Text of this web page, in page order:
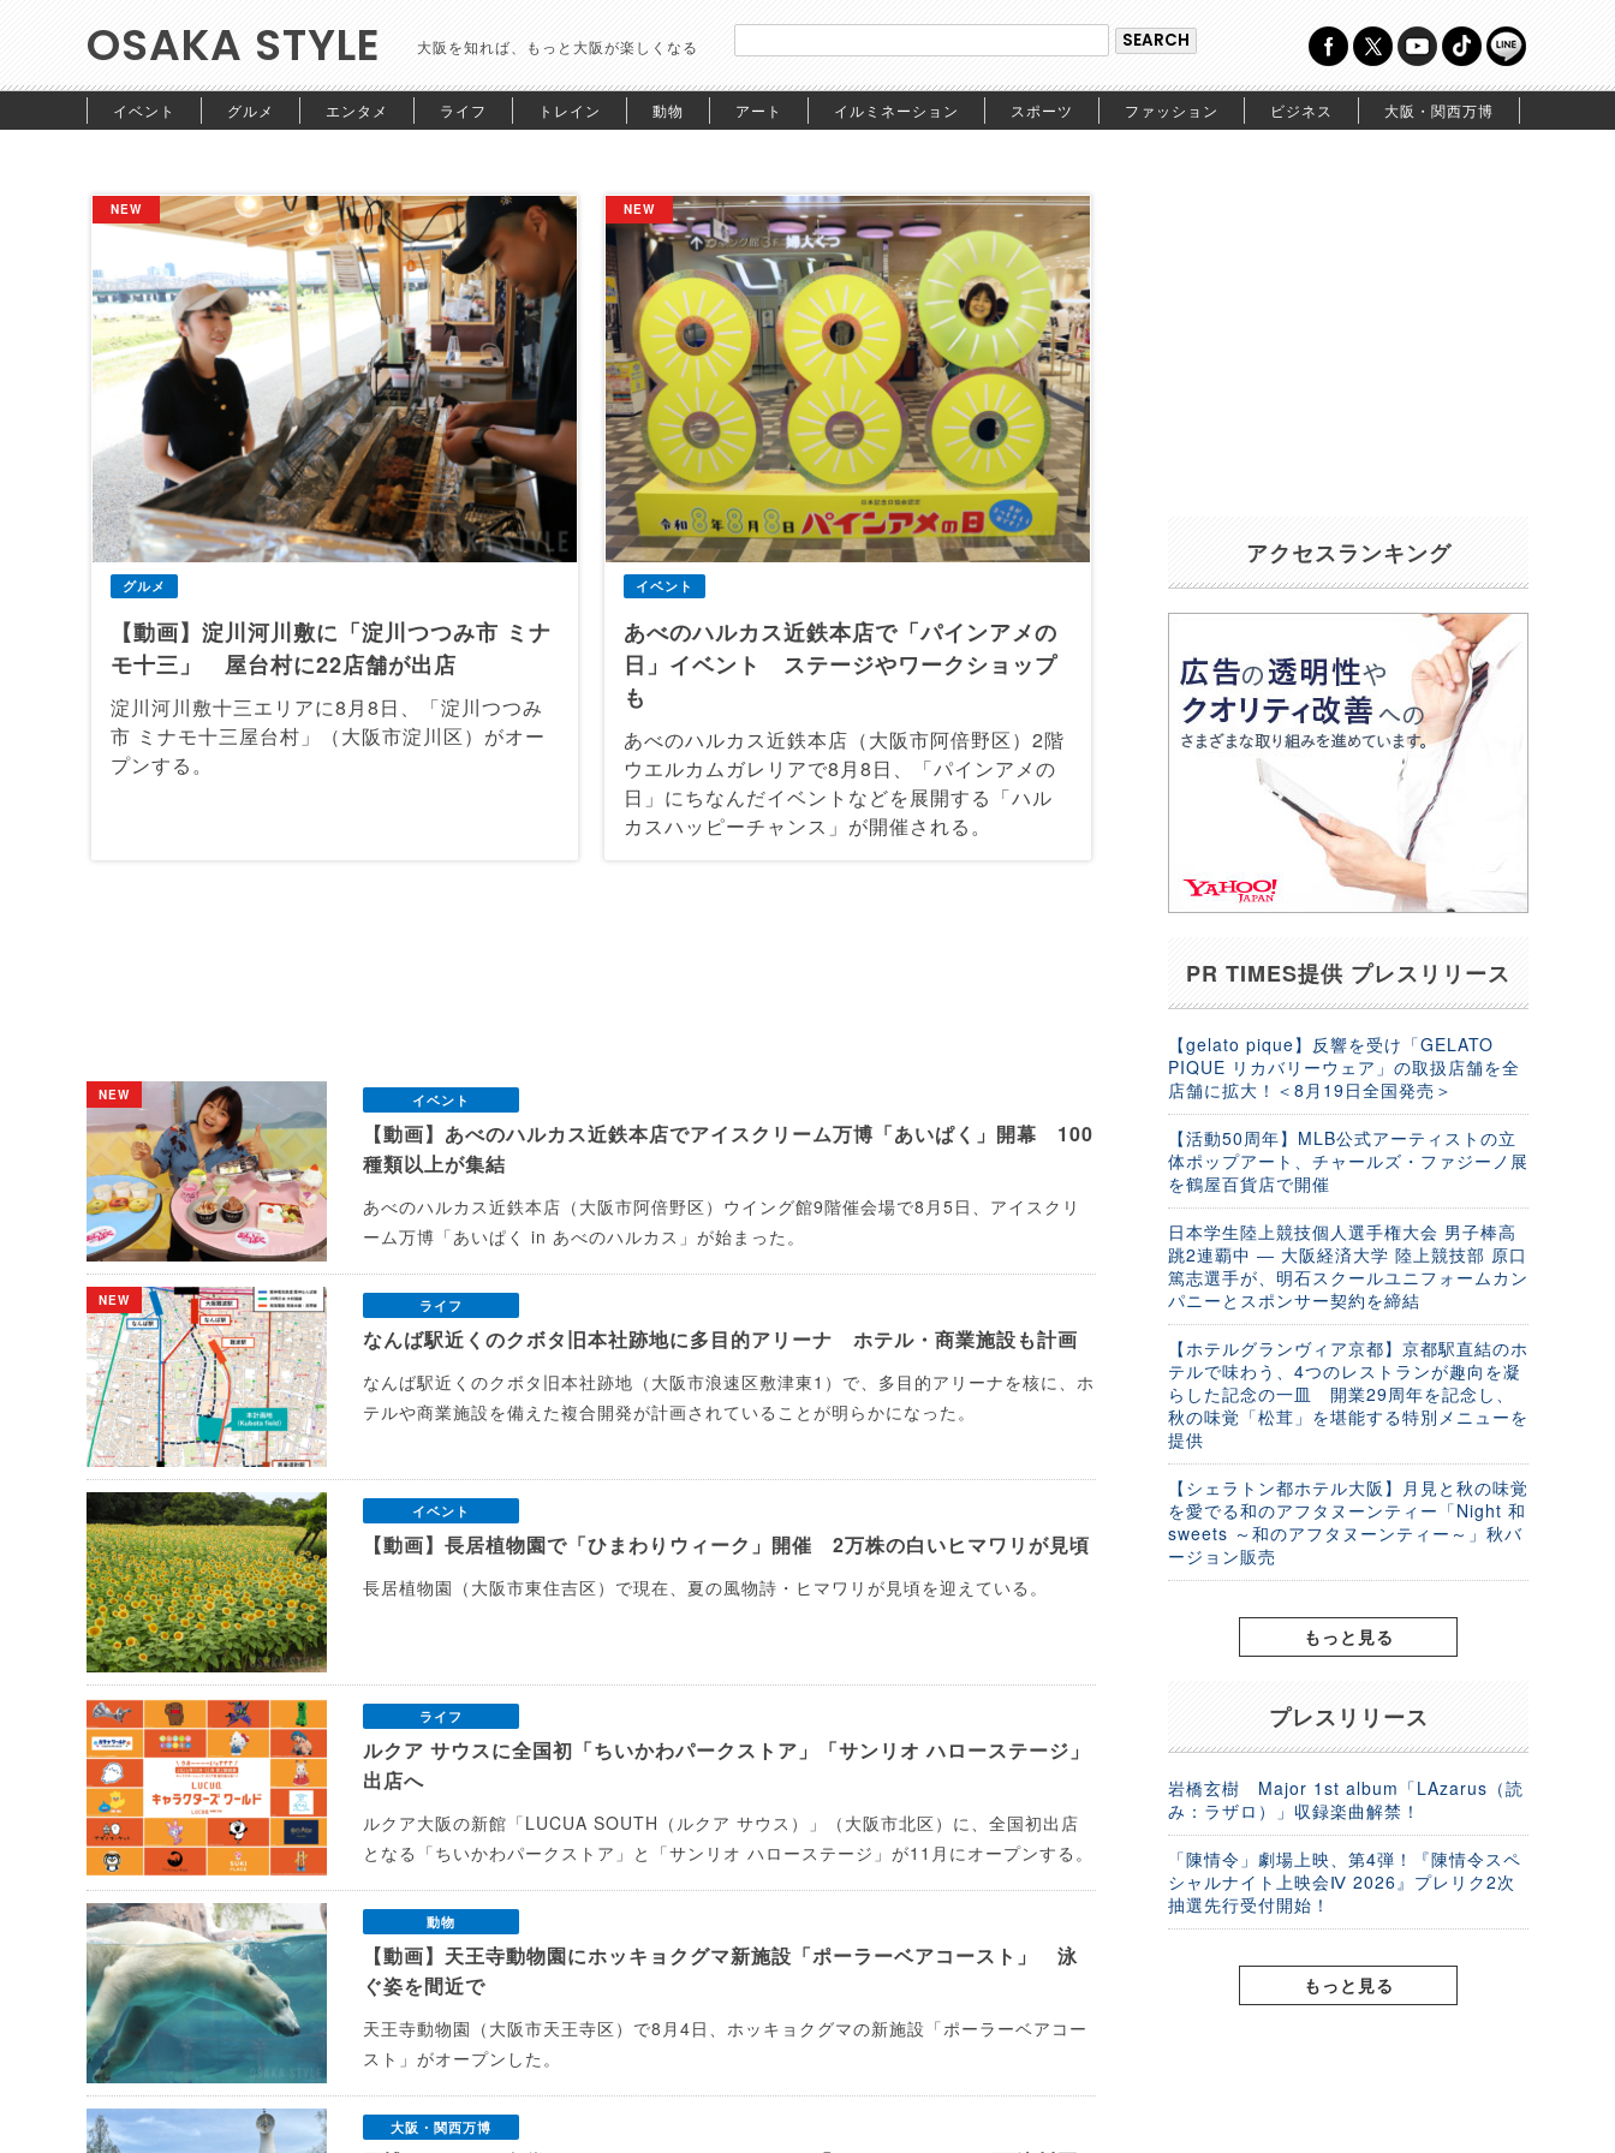
OSAKA STYLE 大阪を知れば、もっと大阪が楽しくなる
イベント グルメ エンタメ ライフ トレイン 動物 アート イルミネーション スポーツ ファッション ビジネス 大阪・関西万博
NEW
グルメ
【動画】淀川河川敷に「淀川つつみ市 ミナ
モ十三」 屋台村に22店舗が出店
淀川河川敷十三エリアに8月8日、「淀川つつみ
市 ミナモ十三屋台村」（大阪市淀川区）がオー
プンする。
NEW
イベント
あべのハルカス近鉄本店で「パインアメの
日」イベント ステージやワークショップ
も
あべのハルカス近鉄本店（大阪市阿倍野区）2階
ウエルカムガレリアで8月8日、「パインアメの
日」にちなんだイベントなどを展開する「ハル
カスハッピーチャンス」が開催される。
NEW イベント
【動画】あべのハルカス近鉄本店でアイスクリーム万博「あいぱく」開幕 100
種類以上が集結
あべのハルカス近鉄本店（大阪市阿倍野区）ウイング館9階催会場で8月5日、アイスクリ
ーム万博「あいぱく in あべのハルカス」が始まった。
NEW ライフ
なんば駅近くのクボタ旧本社跡地に多目的アリーナ ホテル・商業施設も計画
なんば駅近くのクボタ旧本社跡地（大阪市浪速区敷津東1）で、多目的アリーナを核に、ホ
テルや商業施設を備えた複合開発が計画されていることが明らかになった。
イベント
【動画】長居植物園で「ひまわりウィーク」開催 2万株の白いヒマワリが見頃
長居植物園（大阪市東住吉区）で現在、夏の風物詩・ヒマワリが見頃を迎えている。
ライフ
ルクア サウスに全国初「ちいかわパークストア」「サンリオ ハローステージ」
出店へ
ルクア大阪の新館「LUCUA SOUTH（ルクア サウス）」（大阪市北区）に、全国初出店
となる「ちいかわパークストア」と「サンリオ ハローステージ」が11月にオープンする。
動物
【動画】天王寺動物園にホッキョクグマ新施設「ポーラーベアコースト」 泳
ぐ姿を間近で
天王寺動物園（大阪市天王寺区）で8月4日、ホッキョクグマの新施設「ポーラーベアコー
スト」がオープンした。
大阪・関西万博
アクセスランキング
PR TIMES提供 プレスリリース
【gelato pique】反響を受け「GELATO
PIQUE リカバリーウェア」の取扱店舗を全
店舗に拡大！＜8月19日全国発売＞
【活動50周年】MLB公式アーティストの立
体ポップアート、チャールズ・ファジーノ展
を鶴屋百貨店で開催
日本学生陸上競技個人選手権大会 男子棒高
跳2連覇中 ― 大阪経済大学 陸上競技部 原口
篤志選手が、明石スクールユニフォームカン
パニーとスポンサー契約を締結
【ホテルグランヴィア京都】京都駅直結のホ
テルで味わう、4つのレストランが趣向を凝
らした記念の一皿 開業29周年を記念し、
秋の味覚「松茸」を堪能する特別メニューを
提供
【シェラトン都ホテル大阪】月見と秋の味覚
を愛でる和のアフタヌーンティー「Night 和
sweets ～和のアフタヌーンティー～」秋バ
ージョン販売
もっと見る
プレスリリース
岩橋玄樹 Major 1st album「LAzarus（読
み：ラザロ）」収録楽曲解禁！
「陳情令」劇場上映、第4弾！『陳情令スペ
シャルナイト上映会Ⅳ 2026』プレリク2次
抽選先行受付開始！
もっと見る